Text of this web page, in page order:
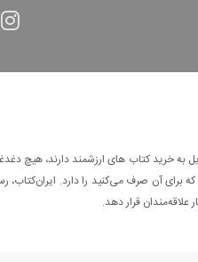
خرید کتاب های ارزشمند دارند، هیچ
آن صرف می‌کنید را دارد. ایران‌کتاب،
علاقه‌مندان قرار دهد.